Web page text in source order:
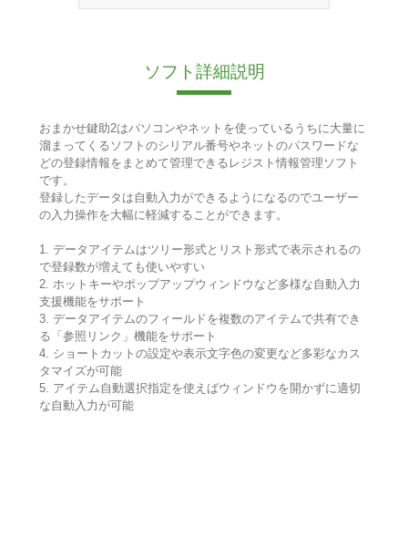
ソフト詳細説明
おまかせ鍵助2はパソコンやネットを使っているうちに大量に
溜まってくるソフトのシリアル番号やネットのパスワードな
どの登録情報をまとめて管理できるレジスト情報管理ソフト
です。
登録したデータは自動入力ができるようになるのでユーザー
の入力操作を大幅に軽減することができます。
1. データアイテムはツリー形式とリスト形式で表示されるの
で登録数が増えても使いやすい
2. ホットキーやポップアップウィンドウなど多様な自動入力
支援機能をサポート
3. データアイテムのフィールドを複数のアイテムで共有でき
る「参照リンク」機能をサポート
4. ショートカットの設定や表示文字色の変更など多彩なカス
タマイズが可能
5. アイテム自動選択指定を使えばウィンドウを開かずに適切
な自動入力が可能